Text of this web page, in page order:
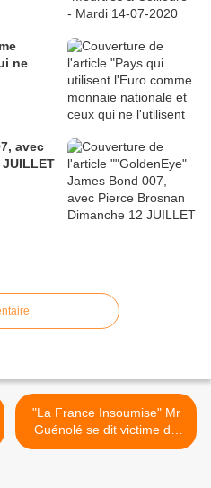
ne
avec
"La France Insoumise" Mr
Guénolé se dit victime de
méthodes staliniennes >